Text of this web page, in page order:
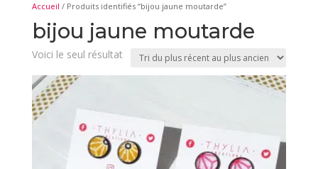
Accueil / Produits identifiés “bijou jaune moutarde”
bijou jaune moutarde
Voici le seul résultat